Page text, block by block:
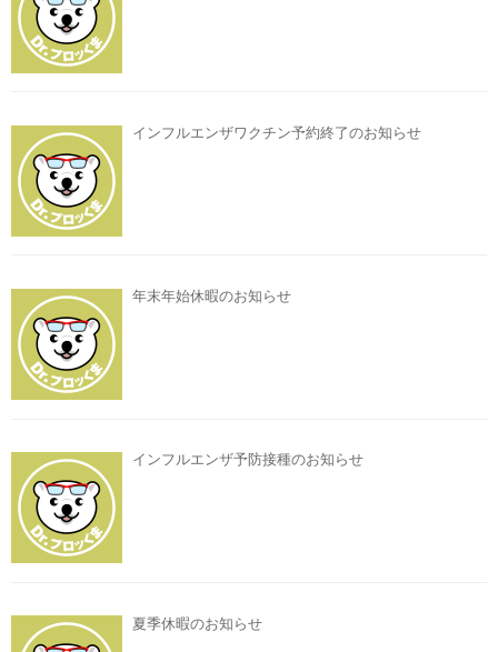
インフルエンザワクチン予約終了のお知らせ
年末年始休暇のお知らせ
インフルエンザ予防接種のお知らせ
夏季休暇のお知らせ